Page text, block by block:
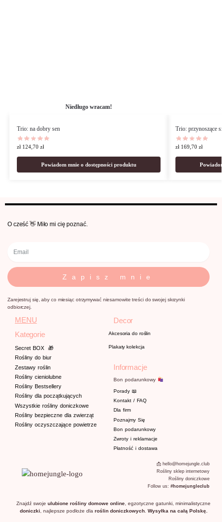
Niedługo wracam!
Trio: na dobry sen
zł 124,70 zł
Powiadom mnie o dostępności produktu
Trio: przynoszące
zł 169,70 zł
O cześć 👋 Miło mi cię poznać.
Zapisz mnie
Zarejestruj się, aby co miesiąc otrzymywać niesamowite treści do swojej skrzynki
odbiorczej.
MENU
Kategorie
Secret BOX
🎁
Rośliny do biur
Zestawy roślin
Rośliny cieniolubne
Rośliny Bestsellery
Rośliny dla początkujących
Wszystkie rośliny doniczkowe
Rośliny bezpieczne dla zwierząt
Rośliny oczyszczające powietrze
Decor
Akcesoria do roślin
Plakaty kolekcja
Informacje
Bon podarunkowy
Porady 📖
Kontakt / FAQ
Dla firm
Poznajmy Się
Bon podarunkowy
Zwroty i reklamacje
Płatność i dostawa
📩 hello@homejungle.club
Rośliny sklep internetowy
Rośliny doniczkowe
Follow us: #homejungleclub
Znajdź swoje ulubione rośliny domowe online , egzotyczne gatunki, minimalistyczne
doniczki , najlepsze podłoże dla roślin doniczkowych. Wysyłka na całą Polskę.